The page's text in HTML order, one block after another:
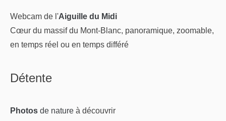
Webcam de l'Aiguille du Midi
Cœur du massif du Mont-Blanc, panoramique, zoomable,
en temps réel ou en temps différé
Détente
Photos de nature à découvrir